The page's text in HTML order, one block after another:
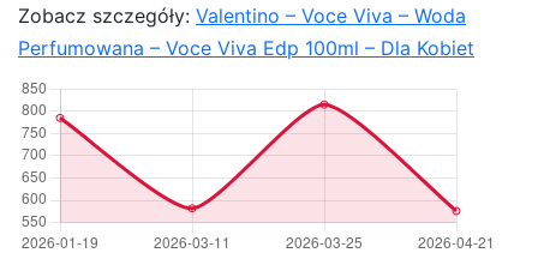
Zobacz szczegóły: Valentino – Voce Viva – Woda
Perfumowana – Voce Viva Edp 100ml – Dla Kobiet